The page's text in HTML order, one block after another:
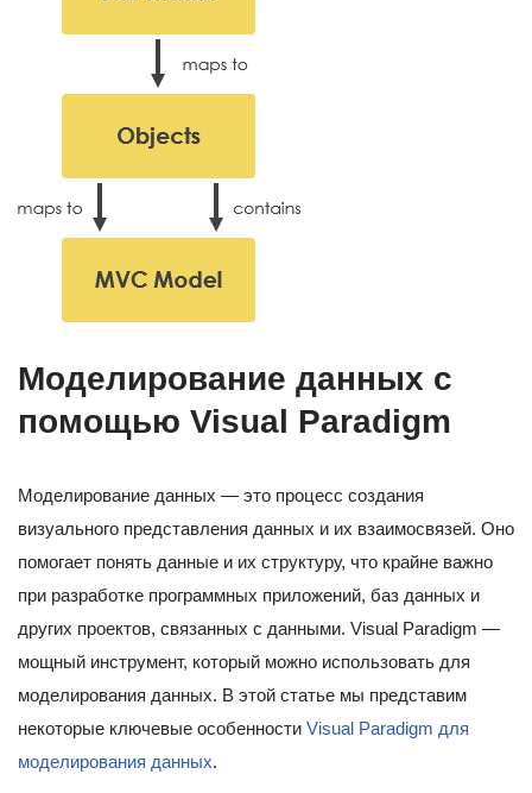
Моделирование данных с
помощью Visual Paradigm
Моделирование данных — это процесс создания
визуального представления данных и их взаимосвязей. Оно
помогает понять данные и их структуру, что крайне важно
при разработке программных приложений, баз данных и
других проектов, связанных с данными. Visual Paradigm —
мощный инструмент, который можно использовать для
моделирования данных. В этой статье мы представим
некоторые ключевые особенности Visual Paradigm для
моделирования данных.